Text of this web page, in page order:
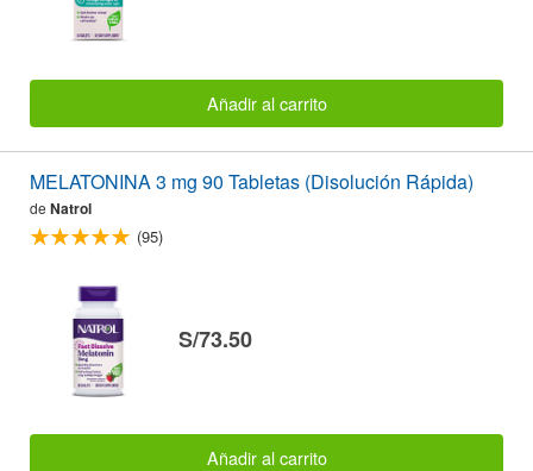
Añadir al carrito
MELATONINA 3 mg 90 Tabletas (Disolución Rápida)
de Natrol
(95)
S/73.50
Añadir al carrito